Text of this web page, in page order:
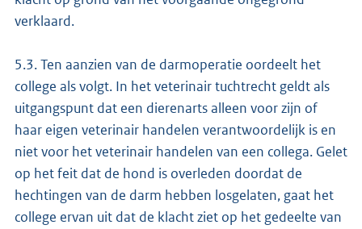
verklaard.
5.3. Ten aanzien van de darmoperatie oordeelt het
college als volgt. In het veterinair tuchtrecht geldt als
uitgangspunt dat een dierenarts alleen voor zijn of
haar eigen veterinair handelen verantwoordelijk is en
niet voor het veterinair handelen van een collega. Gelet
op het feit dat de hond is overleden doordat de
hechtingen van de darm hebben losgelaten, gaat het
college ervan uit dat de klacht ziet op het gedeelte van